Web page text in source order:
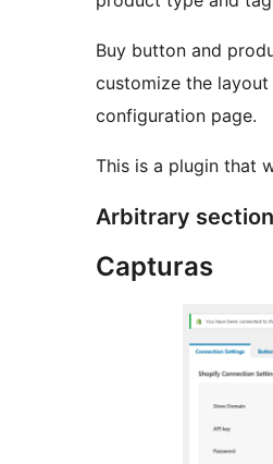
Buy button and
customize the layout
configuration page.
This is a plugin that
Arbitrary section
Capturas